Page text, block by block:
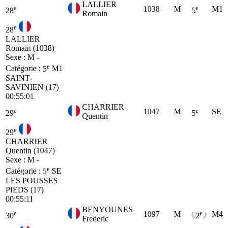
28e
LALLIER
Romain
1038 M 5e M1
28e
LALLIER
Romain (1038)
Sexe : M -
Catégorie : 5e M1
SAINT-
SAVINIEN (17)
00:55:01
29e
CHARRIER
Quentin
1047 M 5e SE
29e
CHARRIER
Quentin (1047)
Sexe : M -
Catégorie : 5e SE
LES POUSSES
PIEDS (17)
00:55:11
30e
BENYOUNES
Frederic
1097 M 2e M4